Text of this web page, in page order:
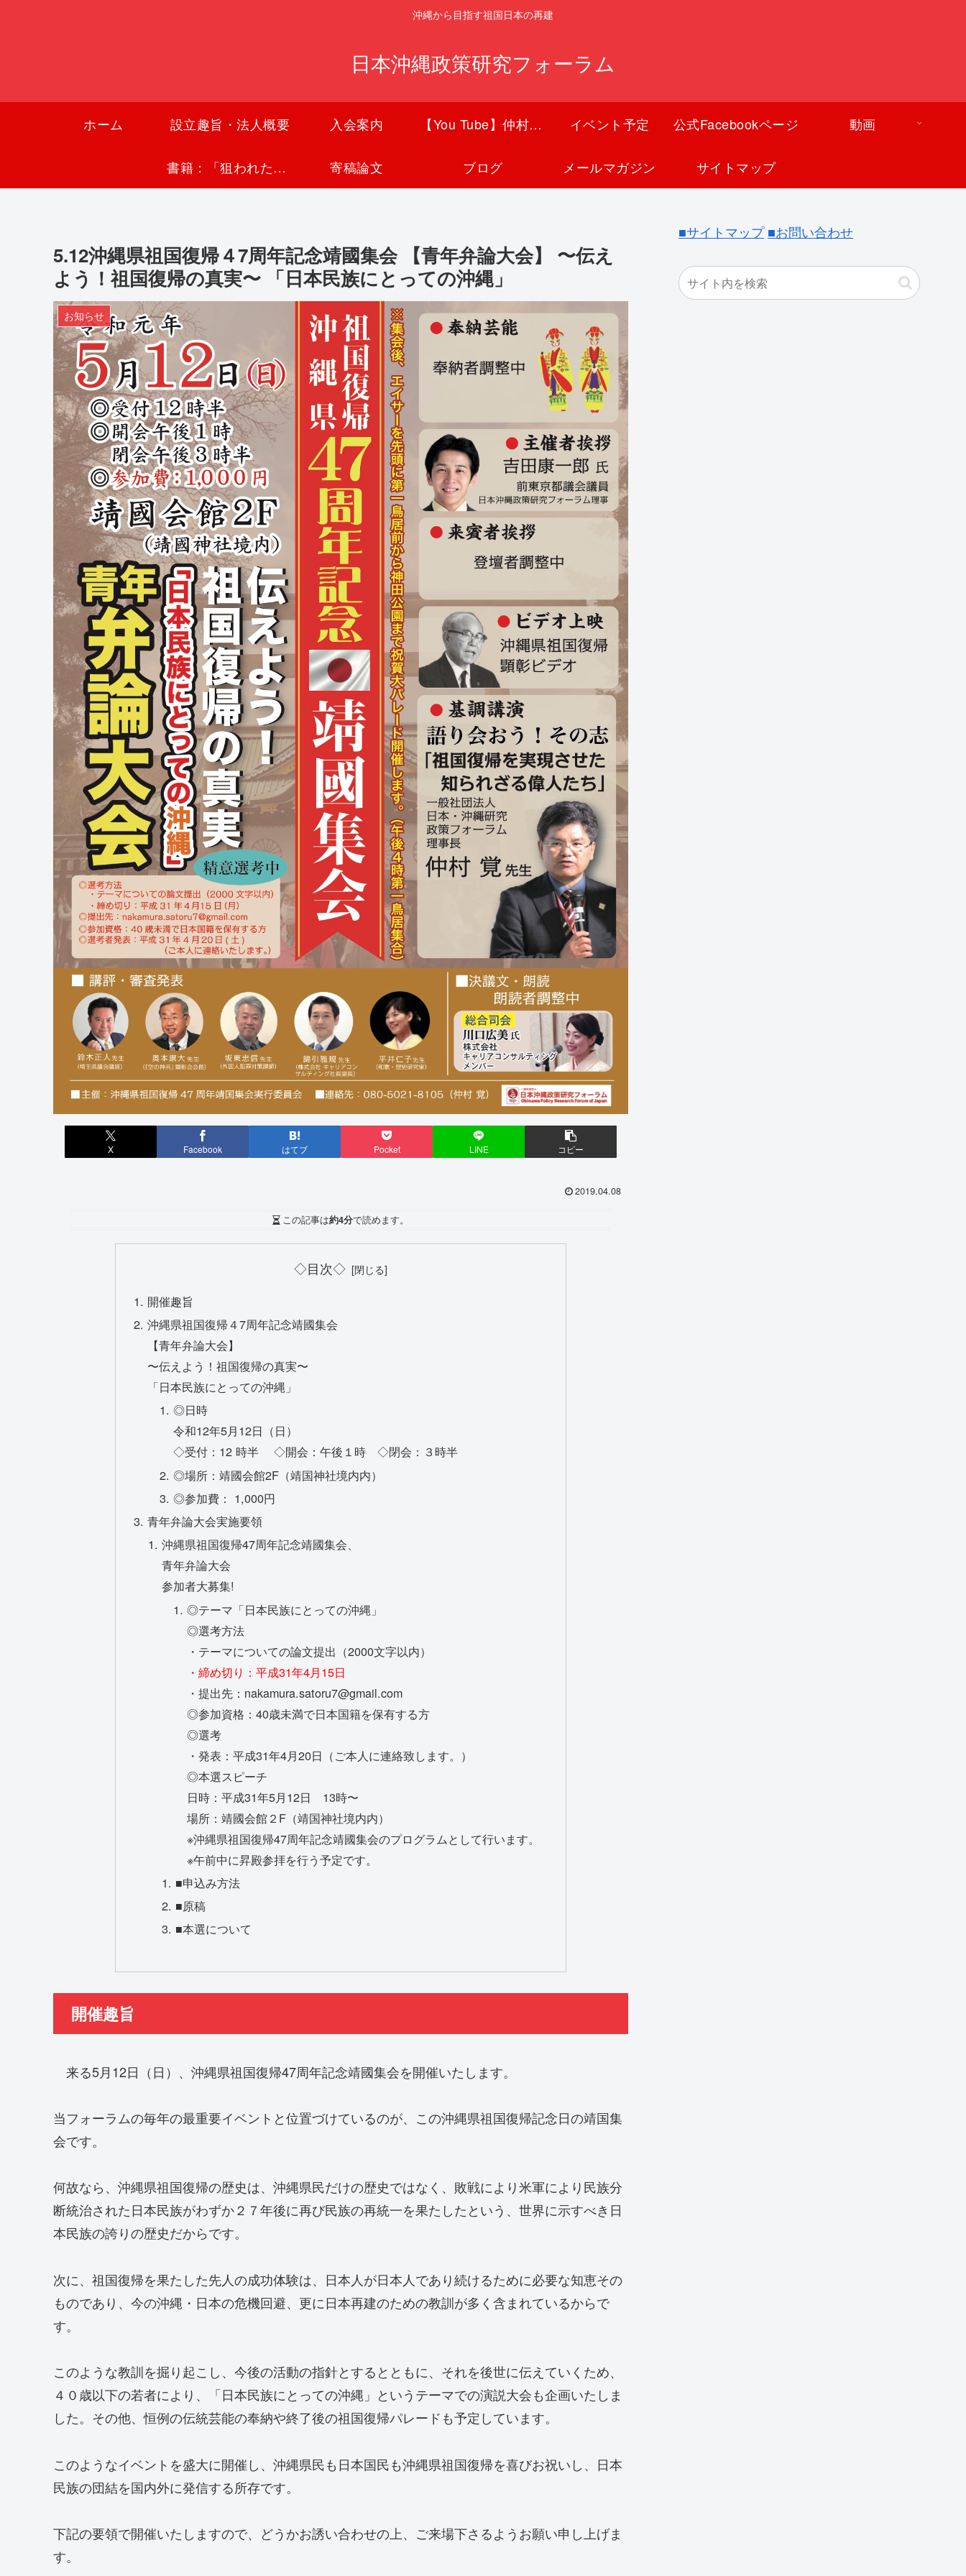
沖縄から目指す祖国日本の再建
日本沖縄政策研究フォーラム
ホーム 設立趣旨・法人概要 入会案内 【You Tube】仲村覚チャンネル イベント予定 公式Facebookページ 動画
書籍：「狙われた沖縄〜真実の沖縄史が日本を救う〜」 寄稿論文 ブログ メールマガジン サイトマップ
5.12沖縄県祖国復帰４7周年記念靖國集会 【青年弁論大会】 〜伝え
よう！祖国復帰の真実〜 「日本民族にとっての沖縄」
お知らせ
X Facebook はてブ Pocket LINE コピー
2019.04.08
この記事は約4分で読めます。
◇目次◇
開催趣旨
沖縄県祖国復帰４7周年記念靖國集会
【青年弁論大会】
〜伝えよう！祖国復帰の真実〜
「日本民族にとっての沖縄」
◎日時
令和12年5月12日（日）
◇受付：12 時半 ◇開会：午後１時 ◇閉会：３時半
◎場所：靖國会館2F（靖国神社境内内）
◎参加費： 1,000円
青年弁論大会実施要領
沖縄県祖国復帰47周年記念靖國集会、
青年弁論大会
参加者大募集!
◎テーマ「日本民族にとっての沖縄」
◎選考方法
・テーマについての論文提出（2000文字以内）
・締め切り：平成31年4月15日
・提出先：nakamura.satoru7@gmail.com
◎参加資格：40歳未満で日本国籍を保有する方
◎選考
・発表：平成31年4月20日（ご本人に連絡致します。）
◎本選スピーチ
日時：平成31年5月12日 13時〜
場所：靖國会館２F（靖国神社境内内）
※沖縄県祖国復帰47周年記念靖國集会のプログラムとして行います。
※午前中に昇殿参拝を行う予定です。
■申込み方法
■原稿
■本選について
開催趣旨
来る5月12日（日）、沖縄県祖国復帰47周年記念靖國集会を開催いたします。
当フォーラムの毎年の最重要イベントと位置づけているのが、この沖縄県祖国復帰記念日の靖国集
会です。
何故なら、沖縄県祖国復帰の歴史は、沖縄県民だけの歴史ではなく、敗戦により米軍により民族分
断統治された日本民族がわずか２７年後に再び民族の再統一を果たしたという、世界に示すべき日
本民族の誇りの歴史だからです。
次に、祖国復帰を果たした先人の成功体験は、日本人が日本人であり続けるために必要な知恵その
ものであり、今の沖縄・日本の危機回避、更に日本再建のための教訓が多く含まれているからで
す。
このような教訓を掘り起こし、今後の活動の指針とするとともに、それを後世に伝えていくため、
４０歳以下の若者により、「日本民族にとっての沖縄」というテーマでの演説大会も企画いたしま
した。その他、恒例の伝統芸能の奉納や終了後の祖国復帰パレードも予定しています。
このようなイベントを盛大に開催し、沖縄県民も日本国民も沖縄県祖国復帰を喜びお祝いし、日本
民族の団結を国内外に発信する所存です。
下記の要領で開催いたしますので、どうかお誘い合わせの上、ご来場下さるようお願い申し上げま
す。
■サイトマップ ■お問い合わせ